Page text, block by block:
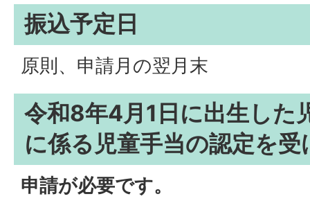
振込予定日
原則、申請月の翌月末
令和8年4月1日に出生した
に係る児童手当の認定を受
申請が必要です。